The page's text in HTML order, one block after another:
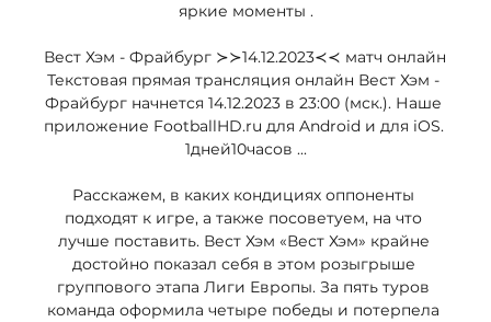
яркие моменты .
Вест Хэм - Фрайбург ≻≻14.12.2023≺≺ матч онлайн
Текстовая прямая трансляция онлайн Вест Хэм -
Фрайбург начнется 14.12.2023 в 23:00 (мск.). Наше
приложение FootballHD.ru для Android и для iOS.
1дней10часов ...
Расскажем, в каких кондициях оппоненты
подходят к игре, а также посоветуем, на что
лучше поставить. Вест Хэм «Вест Хэм» крайне
достойно показал себя в этом розыгрыше
группового этапа Лиги Европы. За пять туров
команда оформила четыре победы и потерпела